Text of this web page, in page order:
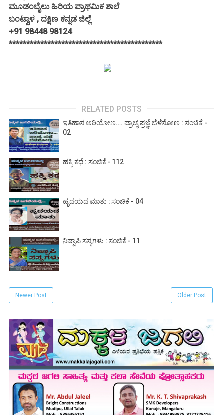
ಮೂಡಂಬೈಲು ಹಿರಿಯ ಪ್ರಾಥಮಿಕ ಶಾಲೆ
ಬಂಟ್ವಾಳ , ದಕ್ಷಿಣ ಕನ್ನಡ ಜಿಲ್ಲೆ
+91 98448 98124
********************************************
RELATED POSTS
ಇತಿಹಾಸ ಅರಿಯೋಣ…. ಪ್ರಾಚ್ಯ ಪ್ರಜ್ಞೆ ಬೆಳೆಸೋಣ : ಸಂಚಿಕೆ -
02
ಹಕ್ಕಿ ಕಥೆ : ಸಂಚಿಕೆ - 112
ಹೃದಯದ ಮಾತು : ಸಂಚಿಕೆ - 04
ನಿಷ್ಪಾಪಿ ಸಸ್ಯಗಳು : ಸಂಚಿಕೆ - 11
Newer Post Older Post